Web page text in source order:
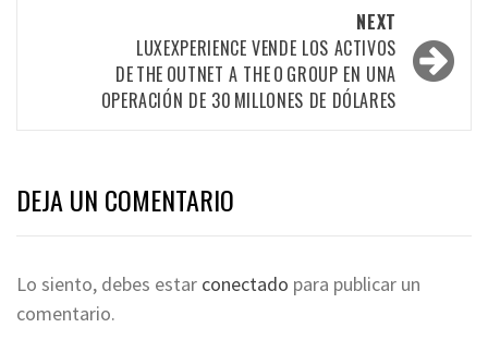
NEXT
LUXEXPERIENCE VENDE LOS ACTIVOS
DE THE OUTNET A THE O GROUP EN UNA
OPERACIÓN DE 30 MILLONES DE DÓLARES
DEJA UN COMENTARIO
Lo siento, debes estar conectado para publicar un
comentario.